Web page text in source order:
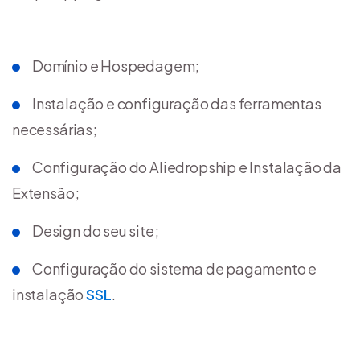
Domínio e Hospedagem;
Instalação e configuração das ferramentas
necessárias;
Configuração do Aliedropship e Instalação da
Extensão;
Design do seu site;
Configuração do sistema de pagamento e
instalaçãoSSL.